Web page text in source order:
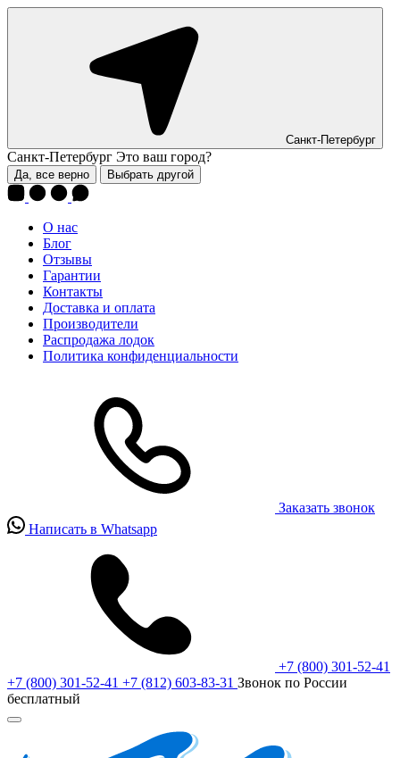
Санкт-Петербург
Санкт-Петербург Это ваш город?
Да, все верно Выбрать другой
О нас
Блог
Отзывы
Гарантии
Контакты
Доставка и оплата
Производители
Распродажа лодок
Политика конфиденциальности
Заказать звонок
Написать в Whatsapp
+7 (800) 301-52-41
+7 (800) 301-52-41 +7 (812) 603-83-31 Звонок по России
бесплатный